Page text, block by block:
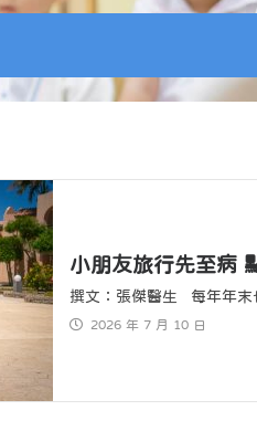
小朋友旅行先至病
撰文：張傑醫生 每年年末
2026 年 7 月 10 日